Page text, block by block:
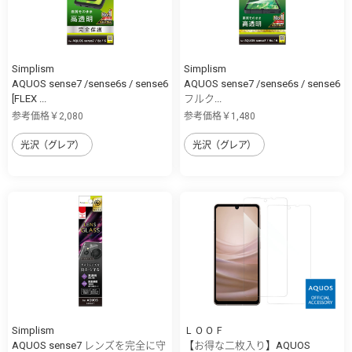
Simplism
AQUOS sense7 /sense6s / sense6
[FLEX ...
参考価格￥2,080
光沢（グレア）
Simplism
AQUOS sense7 /sense6s / sense6
フルク...
参考価格￥1,480
光沢（グレア）
Simplism
AQUOS sense7 レンズを完全に守
ＬＯＯＦ
【お得な二枚入り】AQUOS